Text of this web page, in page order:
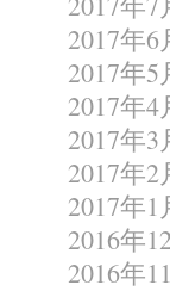
2017年6
2017年5
2017年4
2017年3
2017年2
2017年1
2016年
2016年